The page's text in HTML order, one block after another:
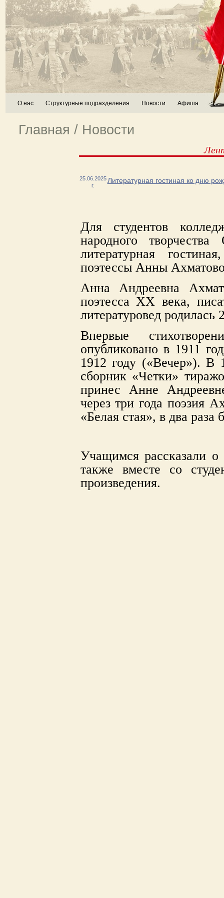
О нас Структурные подразделения Новости Афиша
Главная / Новости
25.06.2025
г.
Литературная гостиная ко дню
Для студентов
народного
литературная
поэтессы Анны
Анна Андреевна
поэтесса ХХ века,
литературовед родилась
Впервые
опубликовано в 1911
1912 году («Вечер»). В
сборник «Четки»
принес Анне
через три года поэзия
«Белая стая», в два
Учащимся рассказали
также вместе со
произведения.